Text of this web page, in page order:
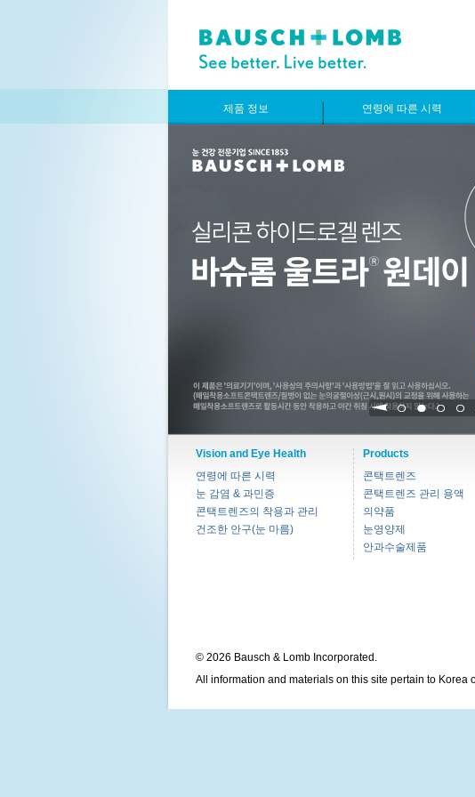
제품 정보 연령에 따른 시력
1 2 3 4
Vision and Eye Health
연령에 따른 시력
눈 감염 & 과민증
콘택트렌즈의 착용과 관리
건조한 안구(눈 마름)
Products
콘택트렌즈
콘택트렌즈 관리 용액
의약품
눈영양제
안과수술제품
© 2026 Bausch & Lomb Incorporated.
All information and materials on this site pertain to Korea